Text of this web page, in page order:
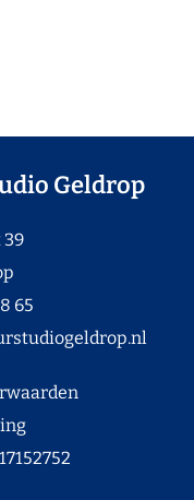
Geldrop
39
65